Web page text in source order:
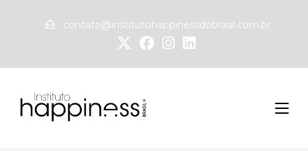
contato@institutohappinessdobrasil.com.br